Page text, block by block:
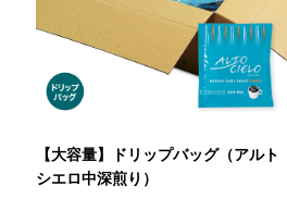
【大容量】ドリップバッグ（アルト
シエロ中深煎り）